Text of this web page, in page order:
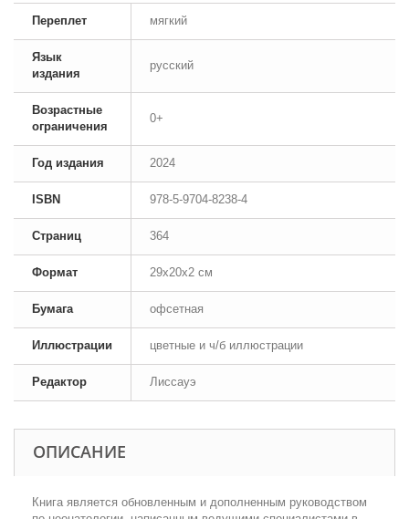
Переплет мягкий
Язык
издания
русский
Возрастные
ограничения
0+
Год издания 2024
ISBN 978-5-9704-8238-4
Страниц 364
Формат 29x20x2 см
Бумага офсетная
Иллюстрации цветные и ч/б иллюстрации
Редактор Лиссауэ
ОПИСАНИЕ
Книга является обновленным и дополненным руководством